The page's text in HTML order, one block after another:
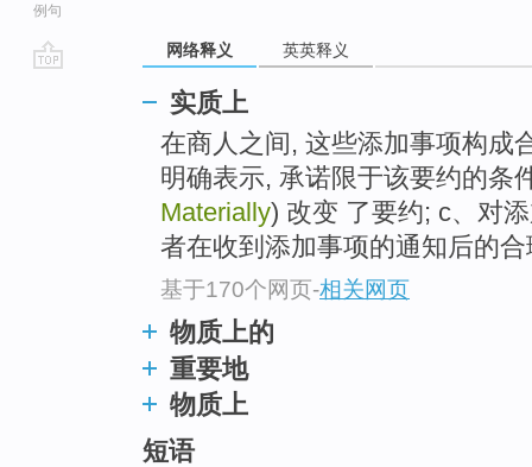
例句
网络释义 英英释义
实质上
在商人之间, 这些添加事项构成
明确表示, 承诺限于该要约的条
Materially) 改变 了要约; c、对
者在收到添加事项的通知后的
基于170个网页-相关网页
物质上的
重要地
物质上
短语